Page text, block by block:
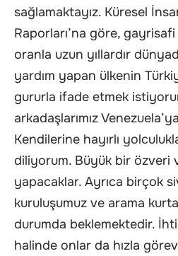
sağlamaktayız. Küresel
Raporları’na göre, gayrisafi
oranla uzun yıllardır
yardım yapan ülkenin
gururla ifade etmek
arkadaşlarımız
Kendilerine hayırlı
diliyorum. Büyük bir özveri
yapacaklar. Ayrıca birçok
kuruluşumuz ve arama
durumda beklemektedir.
halinde onlar da hızla